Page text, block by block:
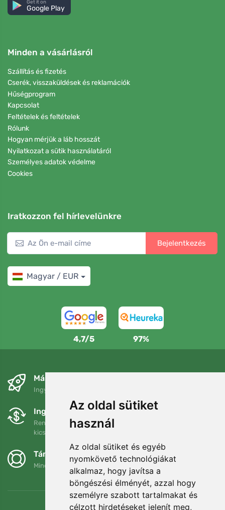
Az oldal sütiket
használ
Az oldal sütiket és egyéb
nyomkövető technológiákat
alkalmaz, hogy javítsa a
böngészési élményét, azzal hogy
személyre szabott tartalmakat és
célzott hirdetéseket jelenít meg,
Get it on
Google Play
Minden a vásárlásról
Szállítás és fizetés
Cserék, visszaküldések és reklamációk
Hűségprogram
Kapcsolat
Feltételek és feltételek
Rólunk
Hogyan mérjük a láb hosszát
Nyilatkozat a sütik használatáról
Személyes adatok védelme
Cookies
Iratkozzon fel hírlevelünkre
Bejelentkezés
Magyar / EUR
4,7/5 97%
Másnapra és ingyenesen
Ingyenes szállítás a következő összeg felett: 80 EUR
Ingyenes csere és visszaküldés
Rendelését 90 napon belül bármikor visszaküldheti vagy
kicserélheti.
Támogatjuk a Trees.org-ot
Minden megrendelésért ültetünk egy fát! Bővebben